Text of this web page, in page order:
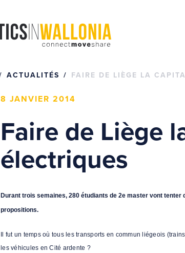
ACTUALITÉS FAIRE DE LIÈGE LA
8 JANVIER 2014
Faire de Liège
électriques
Durant trois semaines, 280 étudiants de 2e master vont
propositions.
Il fut un temps où tous les transports en commun liégeois
les véhicules en Cité ardente ?